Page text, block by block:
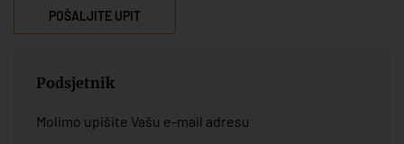
POŠALJITE UPIT
Podsjetnik
Molimo upišite Vašu e-mail adresu